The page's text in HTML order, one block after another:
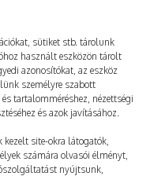
sütiket stb. tárolunk
használt eszközön tárolt
azonosítókat, az eszköz
személyre szabott
tartalomméréshez, nézettségi
és azok javításához.
kezelt site-okra látogatók,
számára olvasói élményt,
nyújtsunk,
sporttábor,
A kötelező mezőket